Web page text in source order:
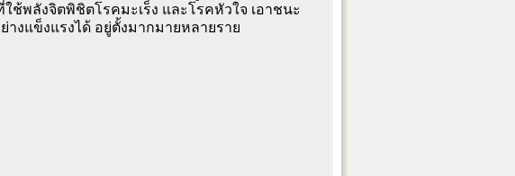
ช้พลังจิตพิชิตโรคมะเร็ง และโรคหัวใจ เอาชนะ
งแข็งแรงได้ อยู่ตั้งมากมายหลายราย